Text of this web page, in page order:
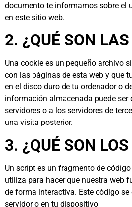
documento te informamos sobre el
en este sitio web.
2. ¿QUÉ SON
Una cookie es un pequeño archivo
con las páginas de esta web y que
en el disco duro de tu ordenador o
información almacenada puede ser
servidores o a los servidores de
una visita posterior.
3. ¿QUÉ SON
Un script es un fragmento de
utiliza para hacer que nuestra web
de forma interactiva. Este código se
servidor o en tu dispositivo.